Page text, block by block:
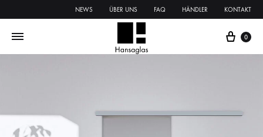
NEWS ÜBER UNS FAQ HÄNDLER KONTAKT
0